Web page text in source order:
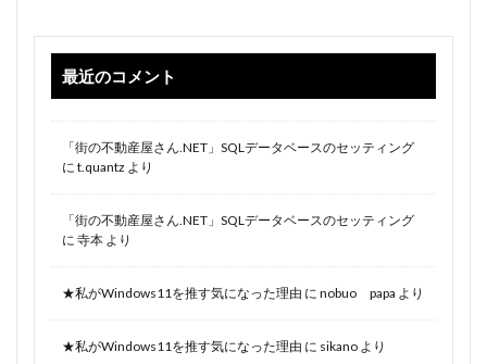
最近のコメント
「街の不動産屋さん.NET」SQLデータベースのセッティング
に t.quantz より
「街の不動産屋さん.NET」SQLデータベースのセッティング
に 寺本 より
★私がWindows11を推す気になった理由 に nobuo papa より
★私がWindows11を推す気になった理由 に sikano より